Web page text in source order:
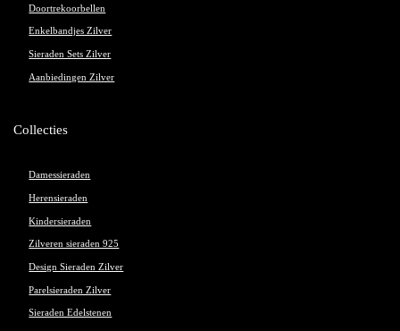
Doortrekoorbellen
Enkelbandjes Zilver
Sieraden Sets Zilver
Aanbiedingen Zilver
Collecties
Damessieraden
Herensieraden
Kindersieraden
Zilveren sieraden 925
Design Sieraden Zilver
Parelsieraden Zilver
Sieraden Edelstenen